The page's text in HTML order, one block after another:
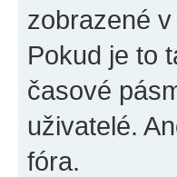
zobrazené
Pokud je to
časové
uživatelé.
fóra.